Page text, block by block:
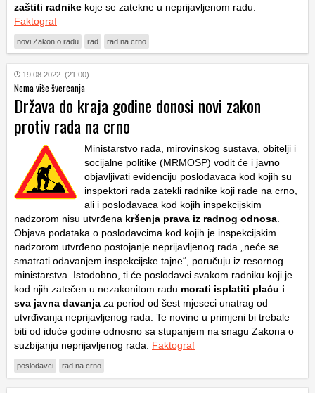
zaštiti radnike koje se zatekne u neprijavljenom radu.
Faktograf
novi Zakon o radu rad rad na crno
19.08.2022. (21:00)
Nema više švercanja
Država do kraja godine donosi novi zakon
protiv rada na crno
Ministarstvo rada, mirovinskog sustava, obitelji i
socijalne politike (MRMOSP) vodit će i javno
objavljivati evidenciju poslodavaca kod kojih su
inspektori rada zatekli radnike koji rade na crno,
ali i poslodavaca kod kojih inspekcijskim
nadzorom nisu utvrđena kršenja prava iz radnog odnosa.
Objava podataka o poslodavcima kod kojih je inspekcijskim
nadzorom utvrđeno postojanje neprijavljenog rada „neće se
smatrati odavanjem inspekcijske tajne“, poručuju iz resornog
ministarstva. Istodobno, ti će poslodavci svakom radniku koji je
kod njih zatečen u nezakonitom radu morati isplatiti plaću i
sva javna davanja za period od šest mjeseci unatrag od
utvrđivanja neprijavljenog rada. Te novine u primjeni bi trebale
biti od iduće godine odnosno sa stupanjem na snagu Zakona o
suzbijanju neprijavljenog rada. Faktograf
poslodavci rad na crno